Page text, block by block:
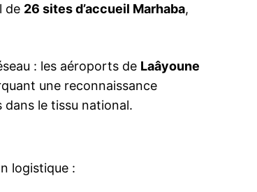
de 26 sites d’accueil Marhaba,
: les aéroports de Laâyoune
une reconnaissance
le tissu national.
logistique :